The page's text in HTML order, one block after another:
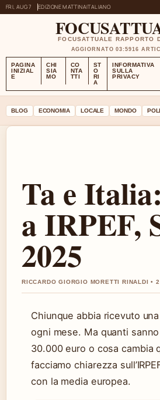
FRI, AUG 7 EDIZIONE MATTINAITALIANO
FOCUSATTUALE RAPPORTO
AGGIORNATO 03:5916
PAGINA
INIZIAL
E
CHI
SIA
MO
CO
NTA
TTI
ST
O
RI
A
INFORMATIVA
SULLA
PRIVACY
BLOG ECONOMIA LOCALE MONDO
Ta e
a IRPEF,
2025
RICCARDO GIORGIO MORETTI RINALDI •
Chiunque abbia ricevuto
ogni mese. Ma quanti
30.000 euro o cosa cambia
facciamo chiarezza
con la media europea.